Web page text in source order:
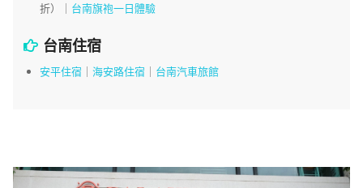
折）｜ 台南旗袍一日體驗
台南住宿
安平住宿｜ 海安路住宿｜ 台南汽車旅館